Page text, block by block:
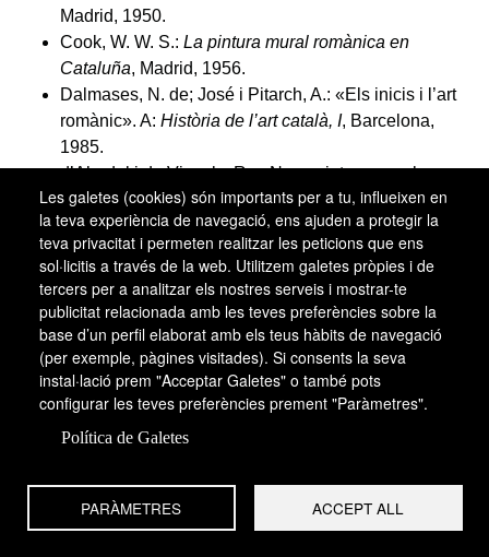
Madrid, 1950.
Cook, W. W. S.: La pintura mural romànica en
Cataluña, Madrid, 1956.
Dalmases, N. de; José i Pitarch, A.: «Els inicis i l’art
romànic». A: Història de l’art català, I, Barcelona,
1985.
d’Abadal i de Vinyals, R.: «Nova pintura mural
romànica», dins Gazeta Montanyesa, núm.387, Vic,
24 d’agost de 1909.
d’Abadal i de Vinyals, R.: «Descubriment de pintures
romàniques en el Bisbat de Vich», dinsRevista de la
Asociación Artístico- Arqueològica Barcelonesa, vol.
VI, núm.60, Barcelona, 1909, pàg.203– 204.
Guardia, M. ; Camps, J. ; Lorés, I.:La descoberta de
la pintura mural romànica catalana. La col·lecció de
reproduccions del MNAC, Barcelona, 1993.
Gudiol i Cunill, J.:
Junyent, E.:Catalogne romane, 1961.
Kuhn, C. L.:Romanesque Mural Painting of
Les galetes (cookies) són importants per a tu, influeixen en
la teva experiència de navegació, ens ajuden a protegir la
teva privacitat i permeten realitzar les peticions que ens
sol·licitis a través de la web. Utilitzem galetes pròpies i de
tercers per a analitzar els nostres serveis i mostrar-te
publicitat relacionada amb les teves preferències sobre la
base d’un perfil elaborat amb els teus hàbits de navegació
(per exemple, pàgines visitades). Si consents la seva
instal·lació prem "Acceptar Galetes" o també pots
configurar les teves preferències prement "Paràmetres".
Política de Galetes
PARÀMETRES ACCEPT ALL